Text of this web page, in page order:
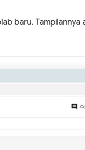
baru. Tampilannya